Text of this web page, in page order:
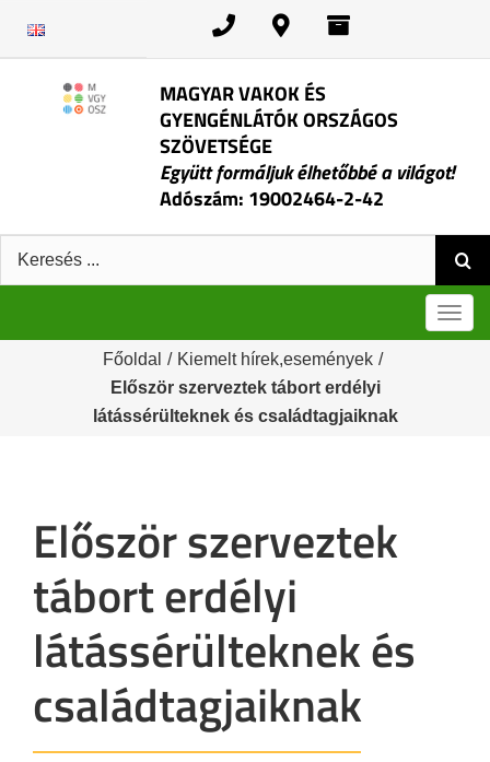
MAGYAR VAKOK ÉS
GYENGÉNLÁTÓK ORSZÁGOS
SZÖVETSÉGE
Együtt formáljuk élhetőbbé a világot!
Adószám: 19002464-2-42
Keresés:
Főoldal / Kiemelt hírek,események /
Először szerveztek tábort erdélyi
látássérülteknek és családtagjaiknak
Először szerveztek
tábort erdélyi
látássérülteknek és
családtagjaiknak